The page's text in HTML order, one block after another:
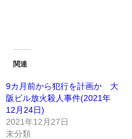
関連
9カ月前から犯行を計画か 大
阪ビル放火殺人事件(2021年
12月24日)
2021年12月27日
未分類